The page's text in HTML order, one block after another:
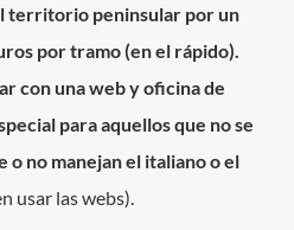
territorio peninsular por un
por tramo (en el rápido).
con una web y oficina de
para aquellos que no se
o no manejan el italiano o el
usar las webs).